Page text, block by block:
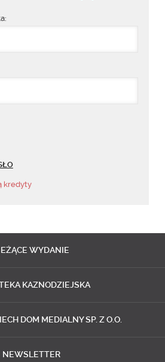
kredyty
WYDANIE
KAZNODZIEJSKA
DOM MEDIALNY SP. Z O.O.
NEWSLETTER